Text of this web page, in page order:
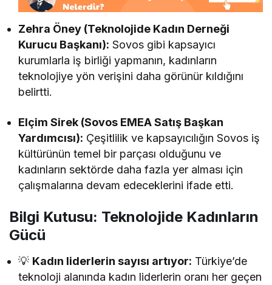
Zehra Öney (Teknolojide Kadın Derneği
Kurucu Başkanı): Sovos gibi kapsayıcı
kurumlarla iş birliği yapmanın, kadınların
teknolojiye yön verişini daha görünür kıldığını
belirtti.
Elçim Sirek (Sovos EMEA Satış Başkan
Yardımcısı): Çeşitlilik ve kapsayıcılığın Sovos iş
kültürünün temel bir parçası olduğunu ve
kadınların sektörde daha fazla yer alması için
çalışmalarına devam edeceklerini ifade etti.
Bilgi Kutusu: Teknolojide Kadınların
Gücü
💡 Kadın liderlerin sayısı artıyor: Türkiye’de
teknoloji alanında kadın liderlerin oranı her geçen